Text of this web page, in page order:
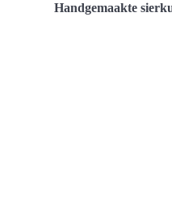
Handgemaakte